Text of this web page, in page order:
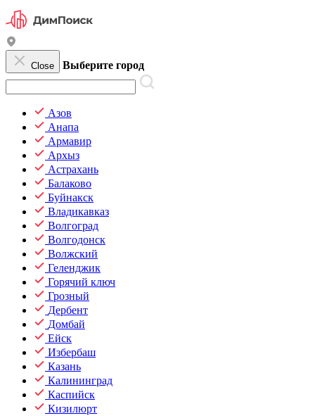
Close Выберите город
Азов
Анапа
Армавир
Архыз
Астрахань
Балаково
Буйнакск
Владикавказ
Волгоград
Волгодонск
Волжский
Геленджик
Горячий ключ
Грозный
Дербент
Домбай
Ейск
Избербаш
Казань
Калининград
Каспийск
Кизилюрт